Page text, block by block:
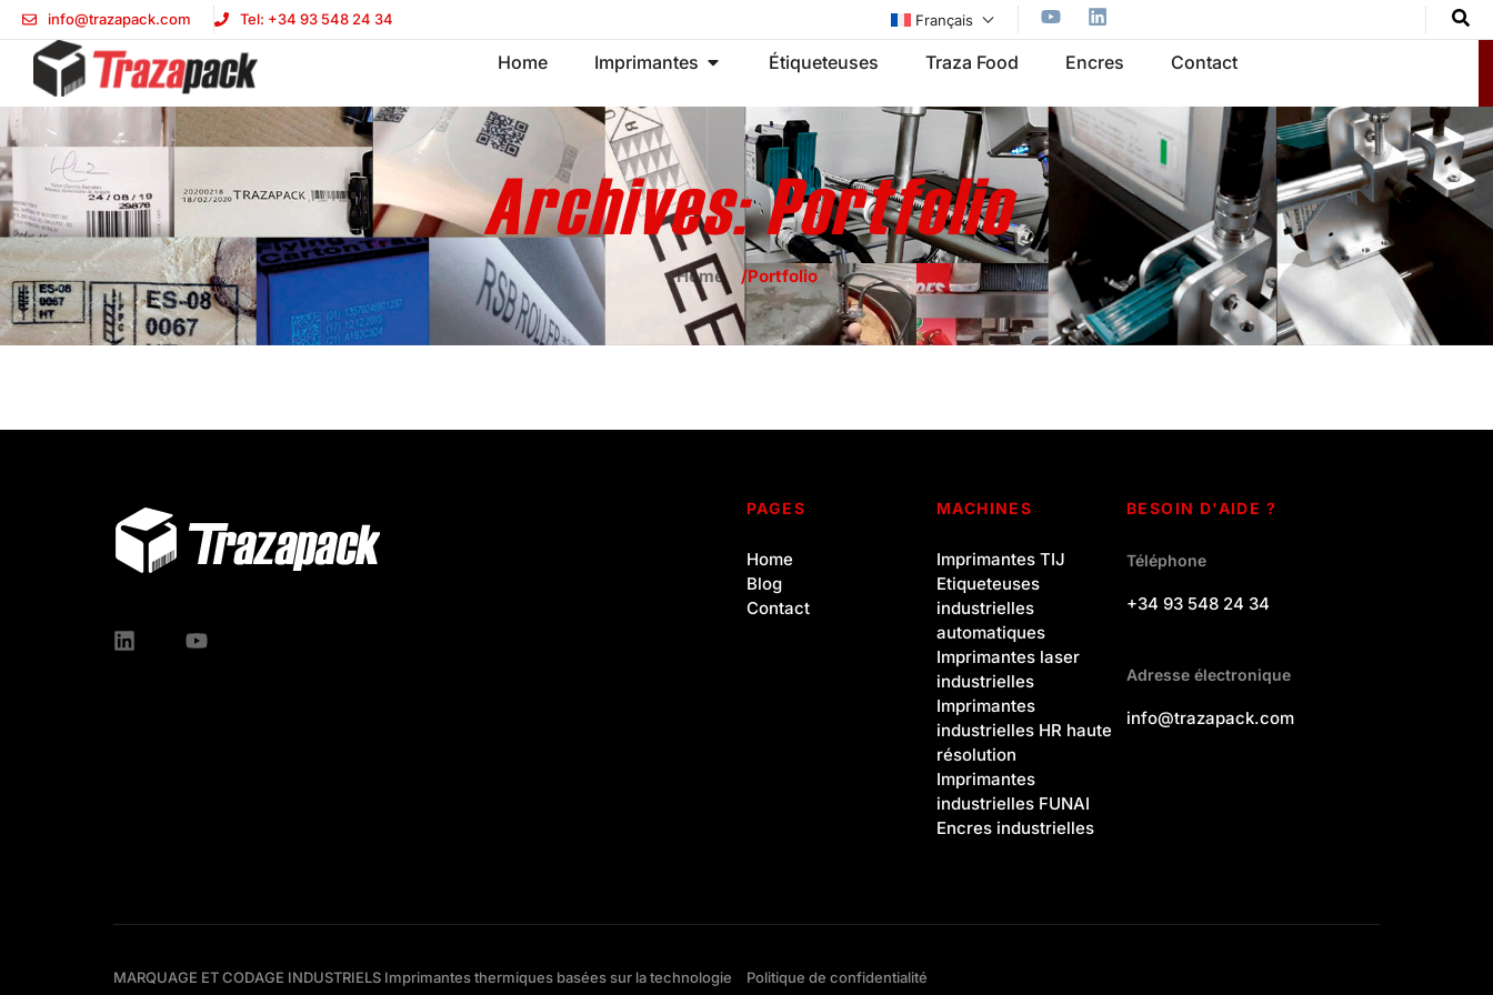
info@trazapack.com Tel: +34 93 548 24 34 Français
Home Imprimantes Étiqueteuses Traza Food Encres Contact
Archives:Portfolio
Home Portfolio
We couldn't find any results.
It seems we can’t find what you’re looking for. Perhaps searching can help.
PAGES
Home
Blog
Contact
MACHINES
Imprimantes TIJ
Etiqueteuses
industrielles
automatiques
Imprimantes laser
industrielles
Imprimantes
industrielles HR haute
résolution
Imprimantes
industrielles FUNAI
Encres industrielles
BESOIN D'AIDE ?
Téléphone
+34 93 548 24 34
Adresse électronique
info@trazapack.com
MARQUAGE ET CODAGE INDUSTRIELS Imprimantes thermiques basées sur la technologie Politique de confidentialité